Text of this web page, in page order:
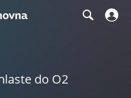
do O2